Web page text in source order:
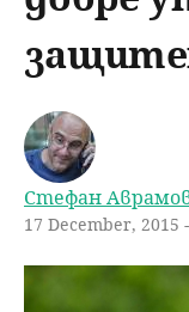
н
ъ
с
е
н
u
Стефан
17 December, 2015